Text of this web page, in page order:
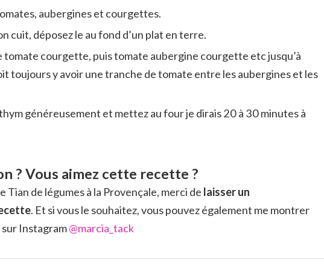
aubergines et courgettes.
cuit, déposez le au fond d’un plat en terre.
tomate courgette, puis tomate aubergine courgette etc jusqu’à
toujours y avoir une tranche de tomate entre les aubergines et les
généreusement et mettez au four je dirais 20 à 30 minutes à
? Vous aimez cette recette ?
Tian de légumes à la Provençale, merci de laisser un
. Et si vous le souhaitez, vous pouvez également me montrer
Instagram@marcia_tack